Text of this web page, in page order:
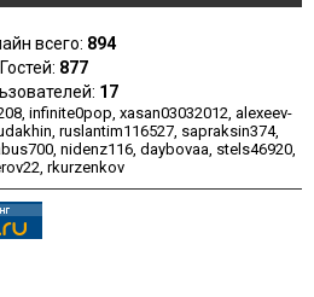
всего: 894
Гостей: 877
17
, infinite0pop, xasan03032012, alexeev-
, ruslantim116527, sapraksin374,
, nidenz116, daybovaa, stels46920,
, rkurzenkov